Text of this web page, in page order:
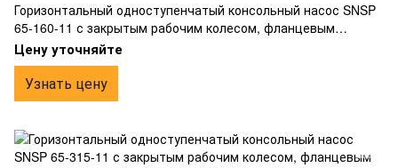
Горизонтальный одноступенчатый консольный насос SNSP
65-160-11 с закрытым рабочим колесом, фланцевым
подключением, изготовлен из чугуна.
Цену уточняйте
Узнать цену